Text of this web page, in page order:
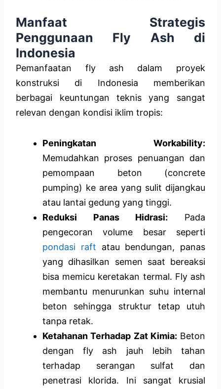
Manfaat Strategis
Penggunaan Fly Ash di
Indonesia
Pemanfaatan fly ash dalam proyek
konstruksi di Indonesia memberikan
berbagai keuntungan teknis yang sangat
relevan dengan kondisi iklim tropis:
Peningkatan Workability:
Memudahkan proses penuangan dan
pemompaan beton (concrete
pumping) ke area yang sulit dijangkau
atau lantai gedung yang tinggi.
Reduksi Panas Hidrasi: Pada
pengecoran volume besar seperti
pondasi raft atau bendungan, panas
yang dihasilkan semen saat bereaksi
bisa memicu keretakan termal. Fly ash
membantu menurunkan suhu internal
beton sehingga struktur tetap utuh
tanpa retak.
Ketahanan Terhadap Zat Kimia: Beton
dengan fly ash jauh lebih tahan
terhadap serangan sulfat dan
penetrasi klorida. Ini sangat krusial